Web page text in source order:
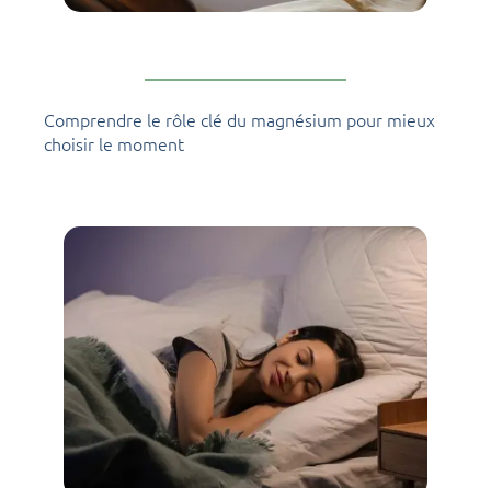
Comprendre le rôle clé du magnésium pour mieux
choisir le moment